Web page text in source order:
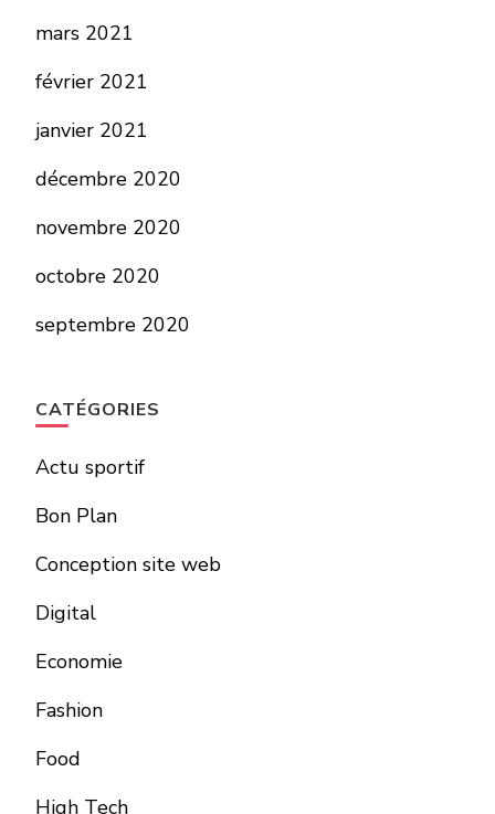
mars 2021
février 2021
janvier 2021
décembre 2020
novembre 2020
octobre 2020
septembre 2020
CATÉGORIES
Actu sportif
Bon Plan
Conception site web
Digital
Economie
Fashion
Food
High Tech